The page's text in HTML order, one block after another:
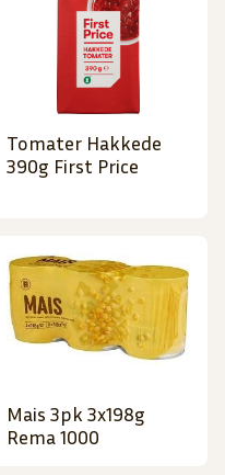
Tomater Hakkede
390g First Price
Mais 3pk 3x198g
Rema 1000